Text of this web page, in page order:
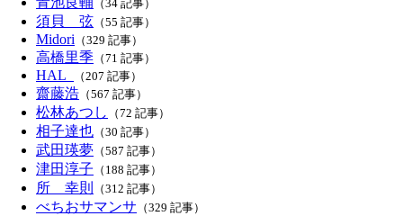
（34 記事）
須貝 弦 （55 記事）
Midori （329 記事）
高橋里季 （71 記事）
HAL_ （207 記事）
齋藤浩 （567 記事）
松林あつし （72 記事）
相子達也 （30 記事）
武田瑛夢 （587 記事）
津田淳子 （188 記事）
所 幸則 （312 記事）
べちおサマンサ （329 記事）